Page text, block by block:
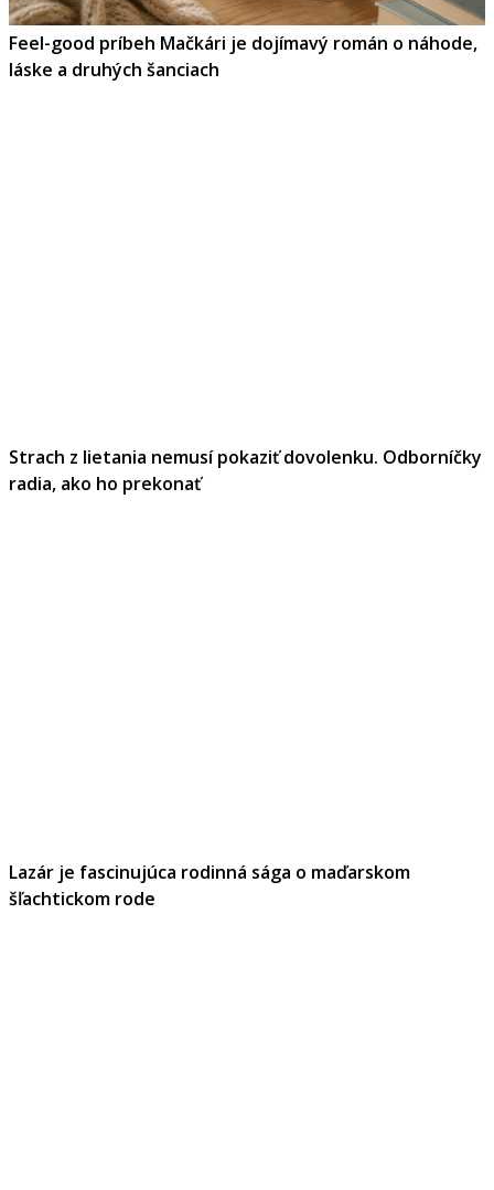
Feel-good príbeh Mačkári je dojímavý román o náhode,
láske a druhých šanciach
Strach z lietania nemusí pokaziť dovolenku. Odborníčky
radia, ako ho prekonať
Lazár je fascinujúca rodinná sága o maďarskom
šľachtickom rode